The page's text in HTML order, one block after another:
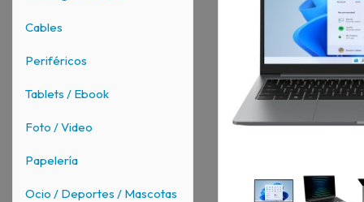
Cables
Periféricos
Tablets / Ebook
Foto / Video
Papelería
Ocio / Deportes / Mascotas